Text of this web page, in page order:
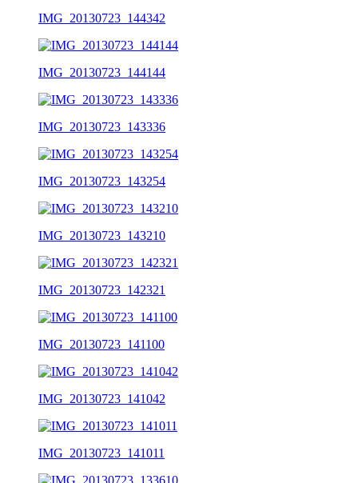
IMG_20130723_144342
IMG_20130723_144144
IMG_20130723_143336
IMG_20130723_143254
IMG_20130723_143210
IMG_20130723_142321
IMG_20130723_141100
IMG_20130723_141042
IMG_20130723_141011